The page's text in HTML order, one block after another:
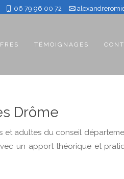
06 79 96 00 72
TÉMOIGNAGES
Drôme
et adultes du conseil
un apport théorique et